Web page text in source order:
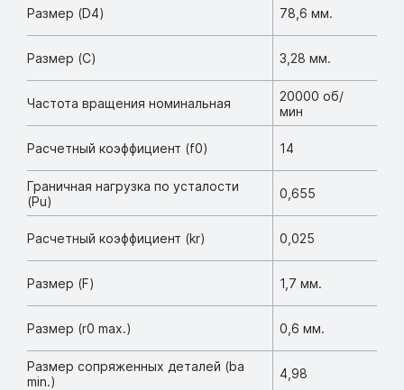
Размер (D4) 78,6 мм.
Размер (C) 3,28 мм.
Частота вращения номинальная
20000 об/
мин
Расчетный коэффициент (f0) 14
Граничная нагрузка по усталости
(Pu)
0,655
Расчетный коэффициент (kr) 0,025
Размер (F) 1,7 мм.
Размер (r0 max.) 0,6 мм.
Размер сопряженных деталей (ba
min.)
4,98